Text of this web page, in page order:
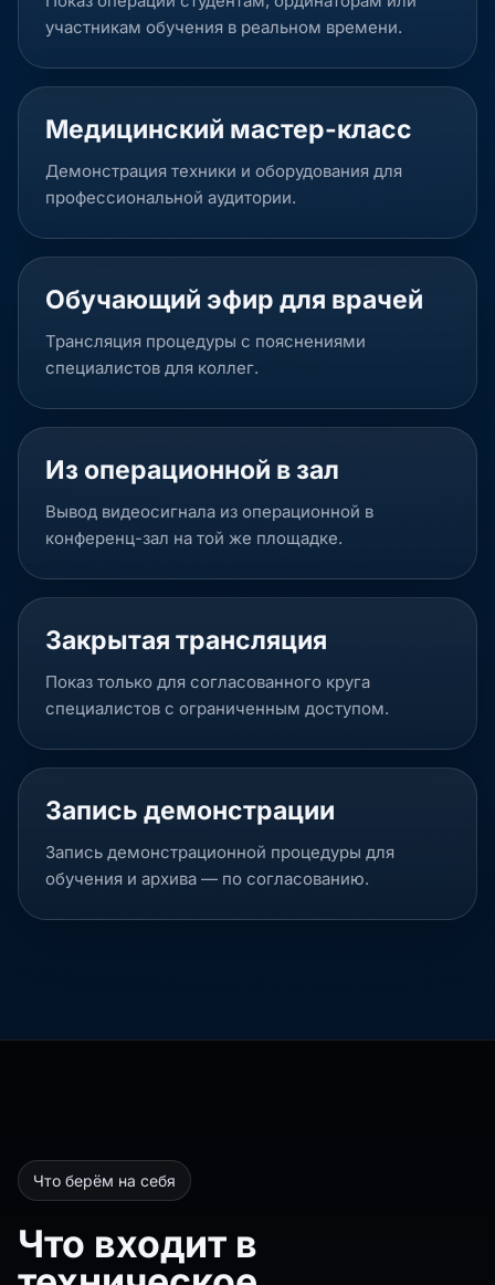
участникам обучения в реальном времени.
Медицинский мастер-класс
Демонстрация техники и оборудования для
профессиональной аудитории.
Обучающий эфир для врачей
Трансляция процедуры с пояснениями
специалистов для коллег.
Из операционной в зал
Вывод видеосигнала из операционной в
конференц-зал на той же площадке.
Закрытая трансляция
Показ только для согласованного круга
специалистов с ограниченным доступом.
Запись демонстрации
Запись демонстрационной процедуры для
обучения и архива — по согласованию.
Что берём на себя
Что входит в